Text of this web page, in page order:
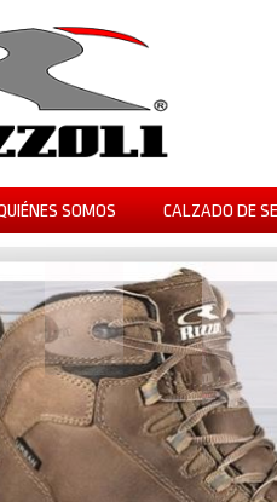
SOMOS CALZADO DE